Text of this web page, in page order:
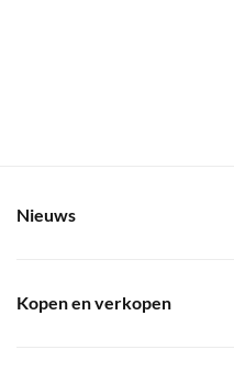
Nieuws
Kopen en verkopen